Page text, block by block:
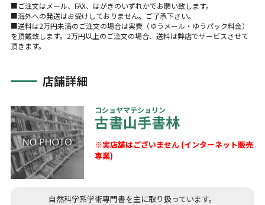
■ご注文はメール、FAX、はがきのいずれかでお願い致します。
■海外への発送はお受けしておりません。ご了承下さい。
■送料は2万円未満のご注文の場合は実費（ゆうメール・ゆうパック料金）
を頂戴致します。2万円以上のご注文の場合、送料は弊店でサービスさせて
頂きます。
店舗詳細
コショヤマテショリン
古書山手書林
※実店舗はございません (インターネット販売
専業)
自然科学系学術専門書を主に取り扱っています。